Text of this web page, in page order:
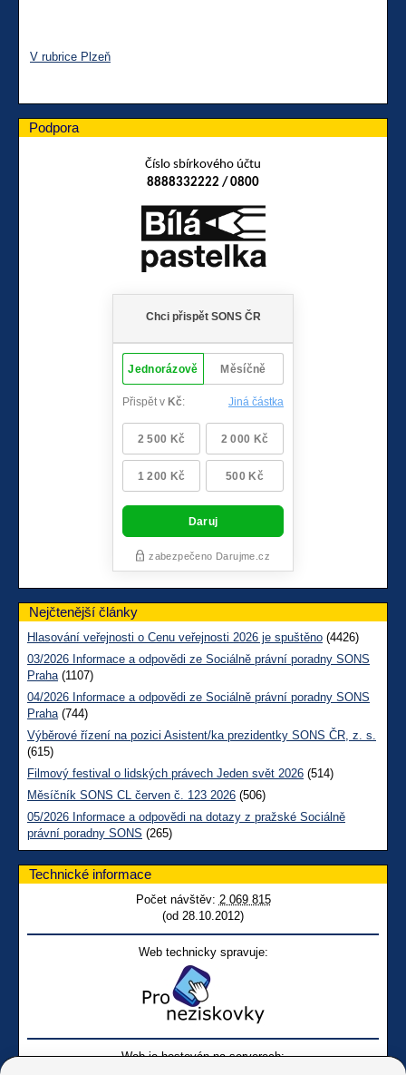
V rubrice Plzeň
Podpora
Číslo sbírkového účtu
8888332222 / 0800
Nejčtenější články
Hlasování veřejnosti o Cenu veřejnosti 2026 je spuštěno (4426)
03/2026 Informace a odpovědi ze Sociálně právní poradny SONS
Praha(1107)
04/2026 Informace a odpovědi ze Sociálně právní poradny SONS
Praha(744)
Výběrové řízení na pozici Asistent/ka prezidentky SONS ČR, z. s.
(615)
Filmový festival o lidských právech Jeden svět 2026 (514)
Měsíčník SONS CL červen č. 123 2026 (506)
05/2026 Informace a odpovědi na dotazy z pražské Sociálně
právní poradny SONS (265)
Technické informace
Počet návštěv: 2 069 815
(od 28.10.2012)
Web technicky spravuje:
Web je hostován na serverech: